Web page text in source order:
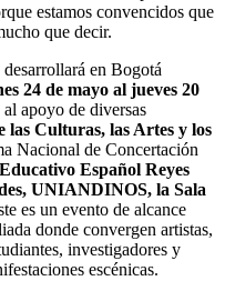
estamos convencidos que
que decir.
en Bogotá
24 de mayo al jueves 20
apoyo de diversas
las Culturas, las Artes y los
Nacional de Concertación
Español Reyes
UNIANDINOS, la Sala
es un evento de alcance
donde convergen artistas,
investigadores y
escénicas.